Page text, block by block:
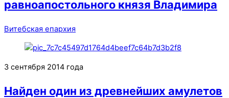
равноапостольного князя Владимира
Витебская епархия
3 сентября 2014 года
Найден один из древнейших амулетов